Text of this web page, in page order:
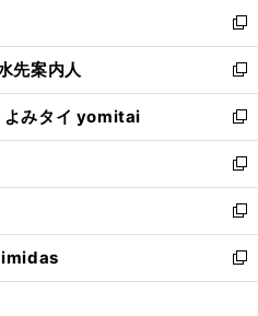
く
で
開
く
ィ
ン
ド
ウ
で
開
く
い
ウ
ィ
ン
ド
ウ
で
開
く
新
し
い
ウ
ィ
ン
ド
ウ
で
開
く
先案内人
新
し
い
ウ
ィ
ン
ド
ウ
で
開
よみタイ yomitai
新
し
い
ウ
ィ
ン
ド
ウ
新
し
い
ウ
ィ
ン
新
し
い
ウ
imidas
新
し